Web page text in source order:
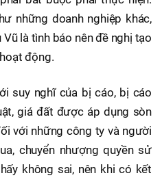
những doanh nghiệp khác,
là tình báo nên đề nghị tạo
động.
suy nghĩ của bị cáo, bị cáo
giá đất được áp dụng sòn
với những công ty và người
chuyển nhượng quyền sử
không sai, nên khi có kết